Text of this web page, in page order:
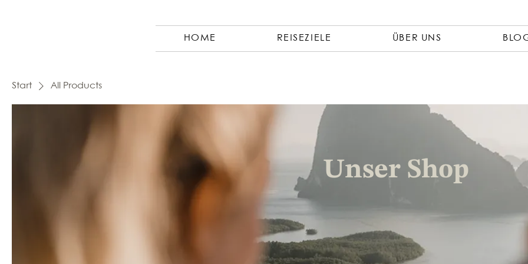
HOME REISEZIELE ÜBER UNS
Start All Products
Unser Shop